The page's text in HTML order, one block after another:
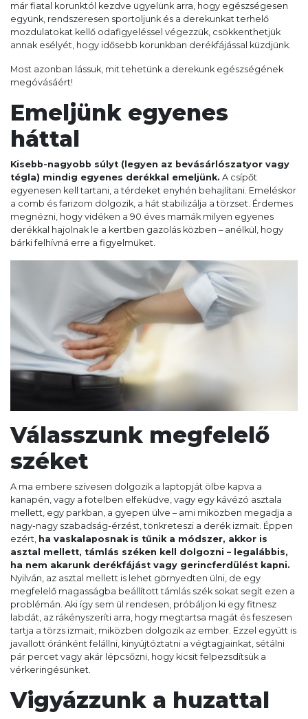
már fiatal korunktól kezdve ügyelünk arra, hogy egészségesen
együnk, rendszeresen sportoljunk és a derekunkat terhelő
mozdulatokat kellő odafigyeléssel végezzük, csökkenthetjük
annak esélyét, hogy idősebb korunkban derékfájással küzdjünk.
Most azonban lássuk, mit tehetünk a derekunk egészségének
megóvásáért!
Emeljünk egyenes
háttal
Kisebb-nagyobb súlyt (legyen az bevásárlószatyor vagy
tégla) mindig egyenes derékkal emeljünk. A csípőt
egyenesen kell tartani, a térdeket enyhén behajlítani. Emeléskor
a comb és farizom dolgozik, a hát stabilizálja a törzset. Érdemes
megnézni, hogy vidéken a 90 éves mamák milyen egyenes
derékkal hajolnak le a kertben gazolás közben – anélkül, hogy
bárki felhívná erre a figyelmüket.
Válasszunk megfelelő
széket
A ma embere szívesen dolgozik a laptopját ölbe kapva a
kanapén, vagy a fotelben elfeküdve, vagy egy kávézó asztala
mellett, egy parkban, a gyepen ülve – ami miközben megadja a
nagy-nagy szabadság-érzést, tönkreteszi a derék izmait. Éppen
ezért,
ha vaskalaposnak is tűnik a módszer, akkor is
asztal mellett, támlás széken kell dolgozni – legalábbis,
ha nem akarunk derékfájást vagy gerincferdülést kapni.
Nyilván, az asztal mellett is lehet görnyedten ülni, de egy
megfelelő magasságba beállított támlás szék sokat segít ezen a
problémán. Aki így sem ül rendesen, próbáljon ki egy fitnesz
labdát, az rákényszeríti arra, hogy megtartsa magát és feszesen
tartja a törzs izmait, miközben dolgozik az ember. Ezzel együtt is
javallott óránként felállni, kinyújtóztatni a végtagjainkat, sétálni
pár percet vagy akár lépcsőzni, hogy kicsit felpezsdítsük a
vérkeringésünket.
Vigyázzunk a huzattal